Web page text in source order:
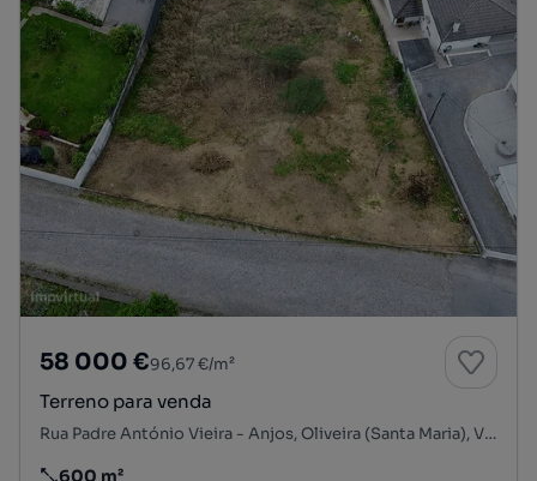
58 000 €96,67 €/m²
Terreno para venda
Rua Padre António Vieira - Anjos, Oliveira (Santa Maria), Vila Nova de Famalicão, Braga
600 m²